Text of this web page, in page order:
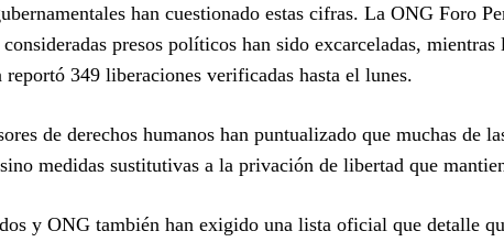
han cuestionado estas cifras. La ONG Foro
consideradas presos políticos han sido excarceladas,
349 liberaciones verificadas hasta el lunes.
de derechos humanos han puntualizado que muchas de
medidas sustitutivas a la privación de libertad que
y ONG también han exigido una lista oficial que detalle